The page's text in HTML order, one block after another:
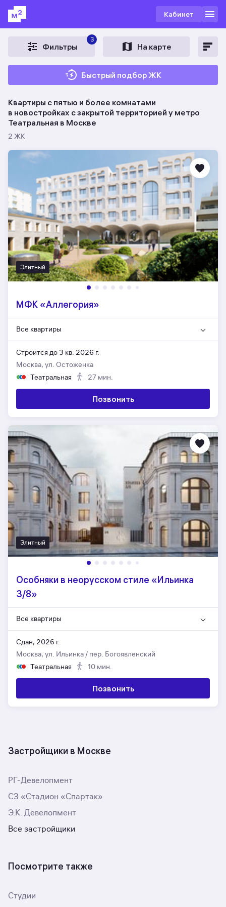
Кабинет
Фильтры
3
На карте
Быстрый подбор ЖК
Квартиры с пятью и более комнатами
в новостройках c закрытой территорией у метро
Театральная в Москве
2 ЖК
Элитный
МФК «Аллегория»
Все квартиры
Строится до 3 кв. 2026 г.
Москва, ул. Остоженка
Театральная
27 мин.
Позвонить
Элитный
Особняки в неорусском стиле «Ильинка
3/8»
Все квартиры
Сдан, 2026 г.
Москва, ул. Ильинка / пер. Богоявленский
Театральная
10 мин.
Позвонить
Застройщики в Москве
РГ-Девелопмент
СЗ «Стадион «Спартак»
Э.К. Девелопмент
Все застройщики
Посмотрите также
Студии